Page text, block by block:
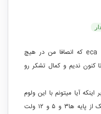
با سلام خدمت کلیه عزیزان سایت eca که انصافا من در هیچ
کنون ندیم و کمال تشکر رو
آیا میتونم با این ولوم
پاور کامپیوتر رو متغیر کنم به هر یک از پایه ها۳ و ۵ و ۱۲ ولت